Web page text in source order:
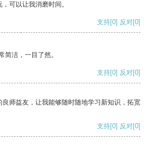
可以让我消磨时间。
支持[0] 反对[0]
简洁，一目了然。
支持[0] 反对[0]
师益友，让我能够随时随地学习新知识，拓宽
支持[0] 反对[0]